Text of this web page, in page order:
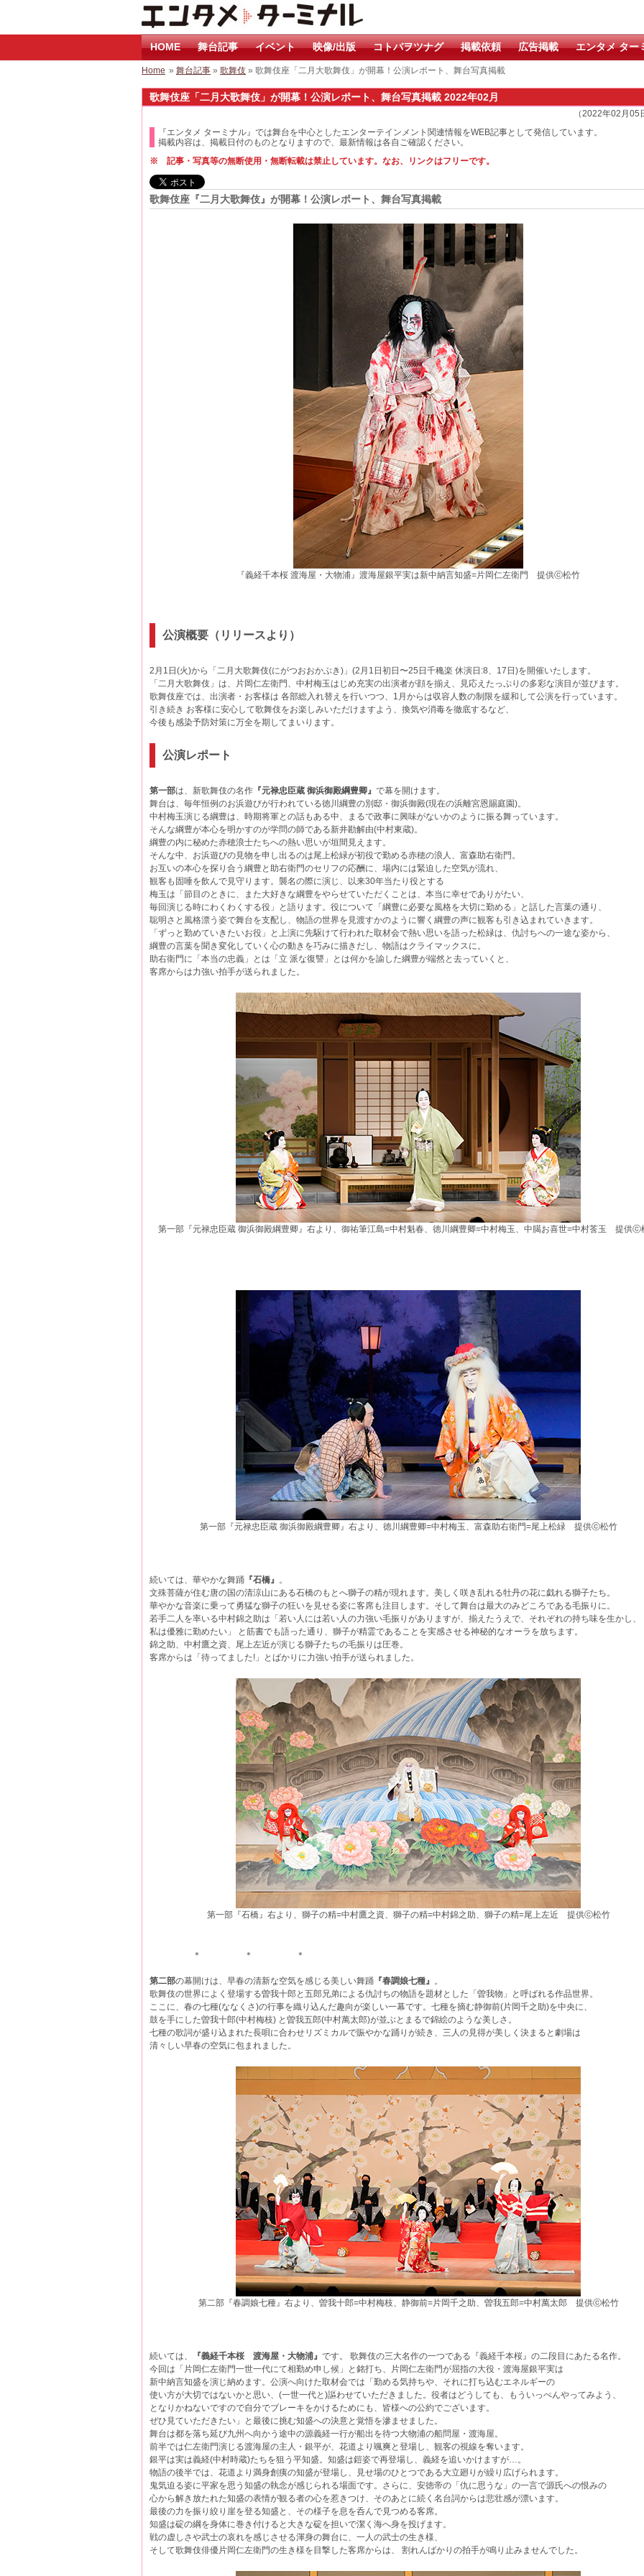
HOME 舞台記事 イベント 映像/出版 コトバヲツナグ 掲載依頼 広告掲載 エンタメ ター
Home » 舞台記事 » 歌舞伎 » 歌舞伎座「二月大歌舞伎」が開幕！公演レポート、舞台写真掲載
歌舞伎座「二月大歌舞伎」が開幕！公演レポート、舞台写真掲載 2022年02月
（2022年02月05
『エンタメ ターミナル』では舞台を中心としたエンターテインメント関連情報をWEB記事として発信しています。
掲載内容は、掲載日付のものとなりますので、最新情報は各自ご確認ください。
※ 記事・写真等の無断使用・無断転載は禁止しています。なお、リンクはフリーです。
歌舞伎座『二月大歌舞伎』が開幕！公演レポート、舞台写真掲載
『義経千本桜 渡海屋・大物浦』渡海屋銀平実は新中納言知盛=片岡仁左衛門 提供ⓒ松竹
公演概要（リリースより）
2月1日(火)から「二月大歌舞伎(にがつおおかぶき)」(2月1日初日〜25日千穐楽 休演日:8、17日)を開催いたします。
「二月大歌舞伎」は、片岡仁左衛門、中村梅玉はじめ充実の出演者が顔を揃え、見応えたっぷりの多彩な演目が並びます。
歌舞伎座では、出演者・お客様は 各部総入れ替えを行いつつ、1月からは収容人数の制限を緩和して公演を行っています。
引き続き お客様に安心して歌舞伎をお楽しみいただけますよう、換気や消毒を徹底するなど、
今後も感染予防対策に万全を期してまいります。
公演レポート
第一部は、新歌舞伎の名作 『元禄忠臣蔵 御浜御殿綱豊卿』 で幕を開けます。
舞台は、毎年恒例のお浜遊びが行われている徳川綱豊の別邸・御浜御殿(現在の浜離宮恩賜庭園)。
中村梅玉演じる綱豊は、時期将軍との話もある中、まるで政事に興味がないかのように振る舞っています。
そんな綱豊が本心を明かすのが学問の師である新井勘解由(中村東蔵)。
綱豊の内に秘めた赤穂浪士たちへの熱い思いが垣間見えます。
そんな中、お浜遊びの見物を申し出るのは尾上松緑が初役で勤める赤穂の浪人、富森助右衛門。
お互いの本心を探り合う綱豊と助右衛門のセリフの応酬に、場内には緊迫した空気が流れ、
観客も固唾を飲んで見守ります。襲名の際に演じ、以来30年当たり役とする
梅玉は「節目のときに、また大好きな綱豊をやらせていただくことは、本当に幸せでありがたい、
毎回演じる時にわくわくする役」と語ります。役について「綱豊に必要な風格を大切に勤める」と話した言葉の通り、
聡明さと風格漂う姿で舞台を支配し、物語の世界を見渡すかのように響く綱豊の声に観客も引き込まれていきます。
「ずっと勤めていきたいお役」と上演に先駆けて行われた取材会で熱い思いを語った松緑は、仇討ちへの一途な姿から、
綱豊の言葉を聞き変化していく心の動きを巧みに描きだし、物語はクライマックスに。
助右衛門に「本当の忠義」とは「立 派な復讐」とは何かを諭した綱豊が端然と去っていくと、
客席からは力強い拍手が送られました。
第一部『元禄忠臣蔵 御浜御殿綱豊卿』右より、御祐筆江島=中村魁春、徳川綱豊卿=中村梅玉、中臈お喜世=中村莟玉 提供ⓒ
第一部『元禄忠臣蔵 御浜御殿綱豊卿』右より、徳川綱豊卿=中村梅玉、富森助右衛門=尾上松緑 提供ⓒ松竹
続いては、華やかな舞踊 『石橋』 。
文殊菩薩が住む唐の国の清涼山にある石橋のもとへ獅子の精が現れます。美しく咲き乱れる牡丹の花に戯れる獅子たち。
華やかな音楽に乗って勇猛な獅子の狂いを見せる姿に客席も注目します。そして舞台は最大のみどころである毛振りに。
若手二人を率いる中村錦之助は「若い人には若い人の力強い毛振りがありますが、揃えたうえで、それぞれの持ち味を生かし、
私は優雅に勤めたい」 と筋書でも語った通り、獅子が精霊であることを実感させる神秘的なオーラを放ちます。
錦之助、中村鷹之資、尾上左近が演じる獅子たちの毛振りは圧巻。
客席からは「待ってました!」とばかりに力強い拍手が送られました。
第一部『石橋』右より、獅子の精=中村鷹之資、獅子の精=中村錦之助、獅子の精=尾上左近 提供ⓒ松竹
＊ ＊ ＊
第二部の幕開けは、早春の清新な空気を感じる美しい舞踊 『春調娘七種』 。
歌舞伎の世界によく登場する曽我十郎と五郎兄弟による仇討ちの物語を題材とした「曽我物」と呼ばれる作品世界。
ここに、春の七種(ななくさ)の行事を織り込んだ趣向が楽しい一幕です。七種を摘む静御前(片岡千之助)を中央に、
鼓を手にした曽我十郎(中村梅枝) と曽我五郎(中村萬太郎)が並ぶとまるで錦絵のような美しさ。
七種の歌詞が盛り込まれた長唄に合わせリズミカルで賑やかな踊りが続き、三人の見得が美しく決まると劇場は
清々しい早春の空気に包まれました。
第二部『春調娘七種』右より、曽我十郎=中村梅枝、静御前=片岡千之助、曽我五郎=中村萬太郎 提供ⓒ松竹
続いては、 『義経千本桜 渡海屋・大物浦』 です。 歌舞伎の三大名作の一つである『義経千本桜』の二段目にあたる名作。
今回は「片岡仁左衛門一世一代にて相勤め申し候」と銘打ち、片岡仁左衛門が屈指の大役・渡海屋銀平実は
新中納言知盛を演じ納めます。公演へ向けた取材会では「勤める気持ちや、それに打ち込むエネルギーの
使い方が大切ではないかと思い、(一世一代と)謳わせていただきました。役者はどうしても、もういっぺんやってみよう、
となりかねないですので自分でブレーキをかけるためにも、皆様への公約でございます。
ぜひ見ていただきたい」と最後に挑む知盛への決意と覚悟を滲ませました。
舞台は都を落ち延び九州へ向かう途中の源義経一行が船出を待つ大物浦の船問屋・渡海屋。
前半では仁左衛門演じる渡海屋の主人・銀平が、花道より颯爽と登場し、観客の視線を奪います。
銀平は実は義経(中村時蔵)たちを狙う平知盛。知盛は鎧姿で再登場し、義経を追いかけますが…。
物語の後半では、花道より満身創痍の知盛が登場し、見せ場のひとつである大立廻りが繰り広げられます。
鬼気迫る姿に平家を思う知盛の執念が感じられる場面です。さらに、安徳帝の「仇に思うな」の一言で源氏への恨みの
心から解き放たれた知盛の表情が観る者の心を惹きつけ、そのあとに続く名台詞からは悲壮感が漂います。
最後の力を振り絞り崖を登る知盛と、その様子を息を呑んで見つめる客席。
知盛は碇の綱を身体に巻き付けると大きな碇を担いで潔く海へ身を投げます。
戦の虚しさや武士の哀れを感じさせる渾身の舞台に、一人の武士の生き様、
そして歌舞伎俳優片岡仁左衛門の生き様を目撃した客席からは、 割れんばかりの拍手が鳴り止みませんでした。